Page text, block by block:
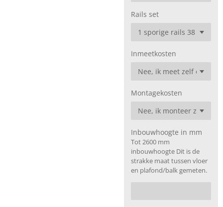
Rails set
Inmeetkosten
Montagekosten
Inbouwhoogte in mm
Tot 2600 mm
inbouwhoogte Dit is de
strakke maat tussen vloer
en plafond/balk gemeten.